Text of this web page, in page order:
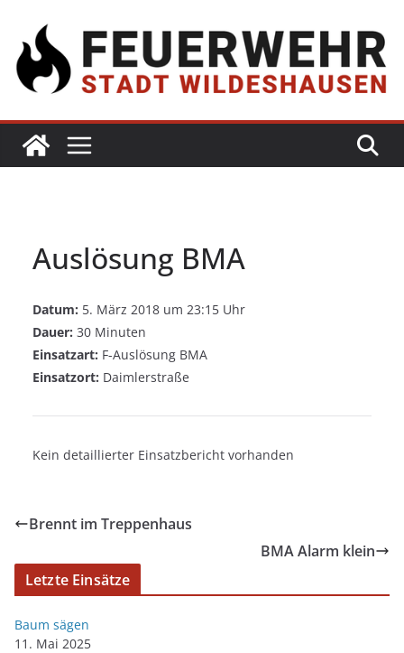
Auslösung BMA
Datum: 5. März 2018 um 23:15 Uhr
Dauer: 30 Minuten
Einsatzart: F-Auslösung BMA
Einsatzort: Daimlerstraße
Kein detaillierter Einsatzbericht vorhanden
Brennt im Treppenhaus
BMA Alarm klein
Letzte Einsätze
Baum sägen
11. Mai 2025